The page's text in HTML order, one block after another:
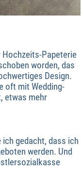
Hochzeits-Papeterie
worden, das
Design.
oft mit Wedding-
etwas mehr
gedacht, dass ich
werden. Und